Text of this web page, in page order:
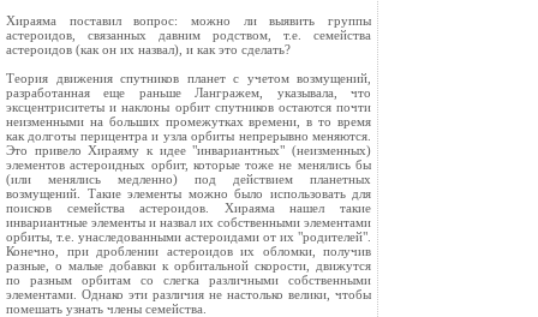
Хираяма поставил вопрос: можно ли выявить группы
астероидов, связанных давним родством, т.е. семейства
астероидов (как он их назвал), и как это сделать?
Теория движения спутников планет с учетом возмущений,
разработанная еще раньше Лангражем, указывала, что
эксцентриситеты и наклоны орбит спутников остаются почти
неизменными на больших промежутках времени, в то время
как долготы перицентра и узла орбиты непрерывно меняются.
Это привело Хираяму к идее "инвариантных" (неизменных)
элементов астероидных орбит, которые тоже не менялись бы
(или менялись медленно) под действием планетных
возмущений. Такие элементы можно было использовать для
поисков семейства астероидов. Хираяма нашел такие
инвариантные элементы и назвал их собственными элементами
орбиты, т.е. унаследованными астероидами от их "родителей".
Конечно, при дроблении астероидов их обломки, получив
разные, о малые добавки к орбитальной скорости, движутся
по разным орбитам со слегка различными собственными
элементами. Однако эти различия не настолько велики, чтобы
помешать узнать члены семейства.